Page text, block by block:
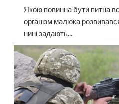
Якою повинна бути питна
організм малюка
нині задають...